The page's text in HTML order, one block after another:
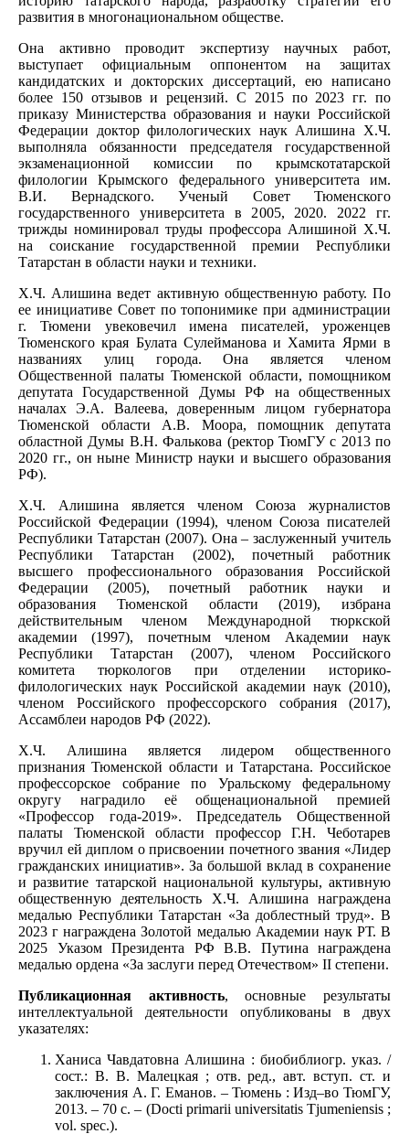
развития в многонациональном обществе.
Она активно проводит экспертизу научных работ,
выступает официальным оппонентом на защитах
кандидатских и докторских диссертаций, ею написано
более 150 отзывов и рецензий. С 2015 по 2023 гг. по
приказу Министерства образования и науки Российской
Федерации доктор филологических наук Алишина Х.Ч.
выполняла обязанности председателя государственной
экзаменационной комиссии по крымскотатарской
филологии Крымского федерального университета им.
В.И. Вернадского. Ученый Совет Тюменского
государственного университета в 2005, 2020. 2022 гг.
трижды номинировал труды профессора Алишиной Х.Ч.
на соискание государственной премии Республики
Татарстан в области науки и техники.
Х.Ч. Алишина ведет активную общественную работу. По
ее инициативе Совет по топонимике при администрации
г. Тюмени увековечил имена писателей, уроженцев
Тюменского края Булата Сулейманова и Хамита Ярми в
названиях улиц города. Она является членом
Общественной палаты Тюменской области, помощником
депутата Государственной Думы РФ на общественных
началах Э.А. Валеева, доверенным лицом губернатора
Тюменской области А.В. Моора, помощник депутата
областной Думы В.Н. Фалькова (ректор ТюмГУ с 2013 по
2020 гг., он ныне Министр науки и высшего образования
РФ).
Х.Ч. Алишина является членом Союза журналистов
Российской Федерации (1994), членом Союза писателей
Республики Татарстан (2007). Она – заслуженный учитель
Республики Татарстан (2002), почетный работник
высшего профессионального образования Российской
Федерации (2005), почетный работник науки и
образования Тюменской области (2019), избрана
действительным членом Международной тюркской
академии (1997), почетным членом Академии наук
Республики Татарстан (2007), членом Российского
комитета тюркологов при отделении историко-
филологических наук Российской академии наук (2010),
членом Российского профессорского собрания (2017),
Ассамблеи народов РФ (2022).
Х.Ч. Алишина является лидером общественного
признания Тюменской области и Татарстана. Российское
профессорское собрание по Уральскому федеральному
округу наградило её общенациональной премией
«Профессор года-2019». Председатель Общественной
палаты Тюменской области профессор Г.Н. Чеботарев
вручил ей диплом о присвоении почетного звания «Лидер
гражданских инициатив». За большой вклад в сохранение
и развитие татарской национальной культуры, активную
общественную деятельность Х.Ч. Алишина награждена
медалью Республики Татарстан «За доблестный труд». В
2023 г награждена Золотой медалью Академии наук РТ. В
2025 Указом Президента РФ В.В. Путина награждена
медалью ордена «За заслуги перед Отечеством» ІІ степени.
Публикационная активность, основные результаты
интеллектуальной деятельности опубликованы в двух
указателях:
Ханиса Чавдатовна Алишина : биобиблиогр. указ. /
сост.: В. В. Малецкая ; отв. ред., авт. вступ. ст. и
заключения А. Г. Еманов. – Тюмень : Изд–во ТюмГУ,
2013. – 70 с. – (Docti primarii universitatis Tjumeniensis ;
vol. spec.).